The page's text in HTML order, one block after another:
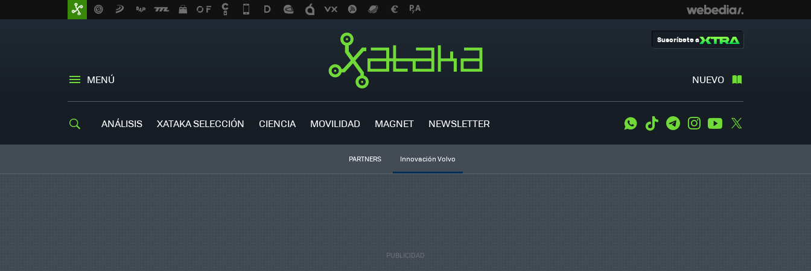
MENÚ NUEVO
Suscríbete a
ANÁLISIS XATAKA SELECCIÓN CIENCIA MOVILIDAD MAGNET NEWSLETTER WhatsApp
Tiktok TelegramInstagramYoutube
PARTNERS Innovación Volvo